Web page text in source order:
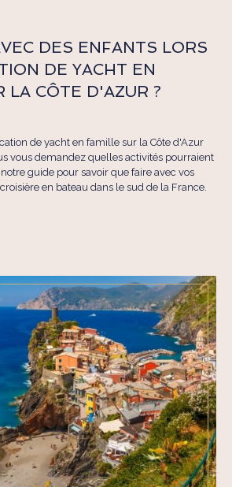
DES ENFANTS LORS
DE YACHT EN
LA CÔTE D'AZUR ?
de yacht en famille sur la Côte d'Azur
vous demandez quelles activités pourraient
guide pour savoir que faire avec vos
en bateau dans le sud de la France.